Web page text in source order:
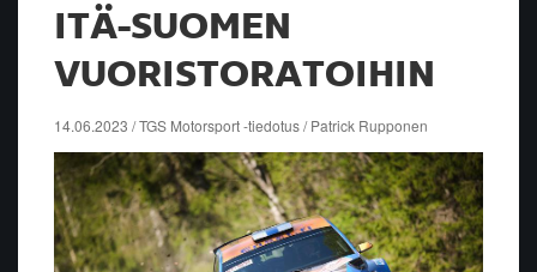
ITÄ-SUOMEN
VUORISTORATOIHIN
14.06.2023 / TGS Motorsport -tiedotus / Patrick Rupponen